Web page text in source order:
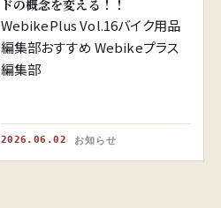
ドの概念を変える！！
WebikePlus Vol.16バイク用品
編集部おすすめ Webikeプラス
編集部
2026.06.02 お知らせ